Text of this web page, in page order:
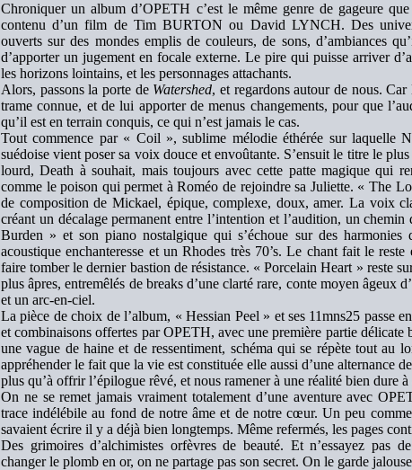
Chroniquer un album d’OPETH c’est le même genre de gageure
contenu d’un film de Tim BURTON ou David LYNCH. Des
ouverts sur des mondes emplis de couleurs, de sons, d’ambiances
d’apporter un jugement en focale externe. Le pire qui puisse arriver
les horizons lointains, et les personnages attachants.
Alors, passons la porte de Watershed, et regardons autour de nous.
trame connue, et de lui apporter de menus changements, pour que
qu’il est en terrain conquis, ce qui n’est jamais le cas.
Tout commence par « Coil », sublime mélodie éthérée sur laquelle
suédoise vient poser sa voix douce et envoûtante. S’ensuit le titre le
lourd, Death à souhait, mais toujours avec cette patte magique qui
comme le poison qui permet à Roméo de rejoindre sa Juliette. « The
de composition de Mickael, épique, complexe, doux, amer. La voix
créant un décalage permanent entre l’intention et l’audition, un chemin
Burden » et son piano nostalgique qui s’échoue sur des harmonies
acoustique enchanteresse et un Rhodes très 70’s. Le chant fait le
faire tomber le dernier bastion de résistance. « Porcelain Heart » reste
plus âpres, entremêlés de breaks d’une clarté rare, conte moyen âgeux
et un arc-en-ciel.
La pièce de choix de l’album, « Hessian Peel » et ses 11mns25 passe
et combinaisons offertes par OPETH, avec une première partie délicate
une vague de haine et de ressentiment, schéma qui se répète tout au
appréhender le fait que la vie est constituée elle aussi d’une alternance
plus qu’à offrir l’épilogue rêvé, et nous ramener à une réalité bien dure
On ne se remet jamais vraiment totalement d’une aventure avec
trace indélébile au fond de notre âme et de notre cœur. Un peu
savaient écrire il y a déjà bien longtemps. Même refermés, les pages
Des grimoires d’alchimistes orfèvres de beauté. Et n’essayez pas
changer le plomb en or, on ne partage pas son secret. On le garde